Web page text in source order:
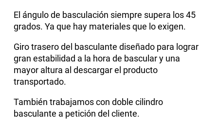
El ángulo de basculación siempre supera los 45
grados. Ya que hay materiales que lo exigen.
Giro trasero del basculante diseñado para lograr
gran estabilidad a la hora de bascular y una
mayor altura al descargar el producto
transportado.
También trabajamos con doble cilindro
basculante a petición del cliente.